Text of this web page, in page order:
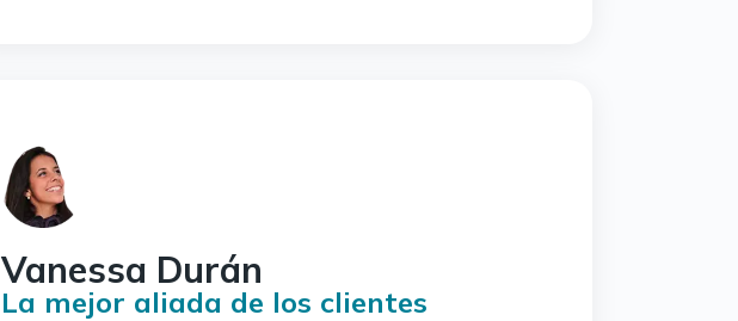
Vanessa Durán
La mejor aliada de los clientes